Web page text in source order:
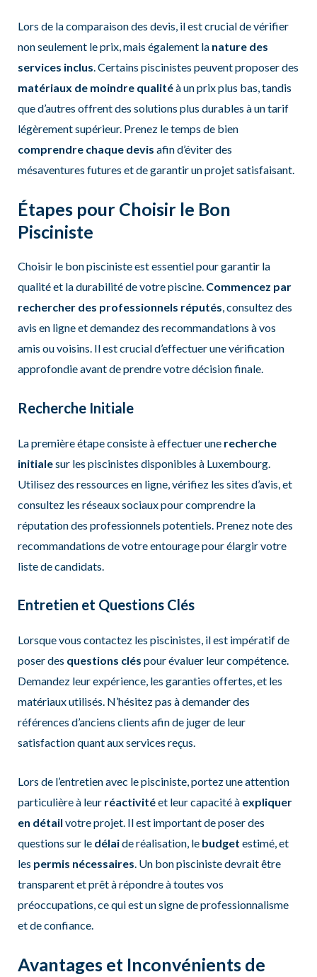
Lors de la comparaison des devis, il est crucial de vérifier
non seulement le prix, mais également la nature des
services inclus. Certains piscinistes peuvent proposer des
matériaux de moindre qualitéà un prix plus bas, tandis
que d’autres offrent des solutions plus durables à un tarif
légèrement supérieur. Prenez le temps de bien
comprendre chaque devis afin d’éviter des
mésaventures futures et de garantir un projet satisfaisant.
Étapes pour Choisir le Bon
Pisciniste
Choisir le bon pisciniste est essentiel pour garantir la
qualité et la durabilité de votre piscine. Commencez par
rechercher des professionnels réputés, consultez des
avis en ligne et demandez des recommandations à vos
amis ou voisins. Il est crucial d’effectuer une vérification
approfondie avant de prendre votre décision finale.
Recherche Initiale
La première étape consiste à effectuer une recherche
initialesur les piscinistes disponibles à Luxembourg.
Utilisez des ressources en ligne, vérifiez les sites d’avis, et
consultez les réseaux sociaux pour comprendre la
réputation des professionnels potentiels. Prenez note des
recommandations de votre entourage pour élargir votre
liste de candidats.
Entretien et Questions Clés
Lorsque vous contactez les piscinistes, il est impératif de
poser des questions clés pour évaluer leur compétence.
Demandez leur expérience, les garanties offertes, et les
matériaux utilisés. N’hésitez pas à demander des
références d’anciens clients afin de juger de leur
satisfaction quant aux services reçus.
Lors de l’entretien avec le pisciniste, portez une attention
particulière à leur réactivitéet leur capacité à expliquer
en détail votre projet. Il est important de poser des
questions sur le délaide réalisation, le budget estimé, et
les permis nécessaires . Un bon pisciniste devrait être
transparent et prêt à répondre à toutes vos
préoccupations, ce qui est un signe de professionnalisme
et de confiance.
Avantages et Inconvénients de